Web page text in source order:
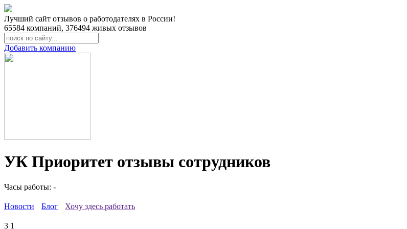
Лучший сайт отзывов о работодателях в России!
65584 компаний, 376494 живых отзывов
Добавить компанию
УК Приоритет отзывы сотрудников
Часы работы: -
Новости Блог Хочу здесь работать
3 1